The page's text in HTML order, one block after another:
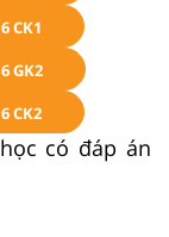
CK1
GK2
CK2
có đáp án